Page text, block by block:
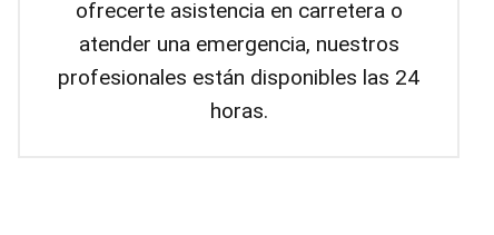
ofrecerte asistencia en carretera o
atender una emergencia, nuestros
profesionales están disponibles las 24
horas.